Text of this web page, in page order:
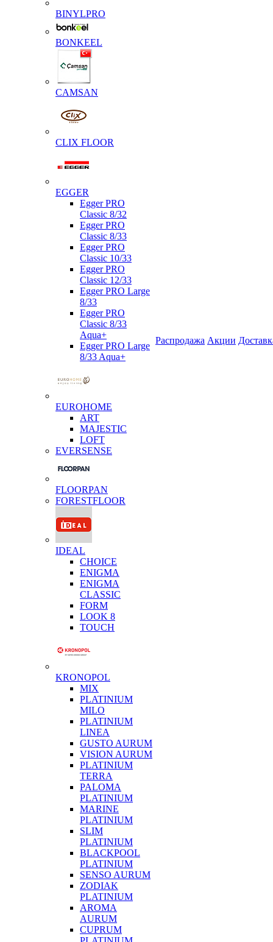
BINYLPRO
BONKEEL
CAMSAN
CLIX FLOOR
EGGER
Egger PRO
Classic 8/32
Egger PRO
Classic 8/33
Egger PRO
Classic 10/33
Egger PRO
Classic 12/33
Egger PRO Large
8/33
Egger PRO
Classic 8/33
Aqua+
Egger PRO Large
8/33 Aqua+
EUROHOME
ART
MAJESTIC
LOFT
EVERSENSE
FLOORPAN
FORESTFLOOR
IDEAL
CHOICE
ENIGMA
ENIGMA
CLASSIC
FORM
LOOK 8
TOUCH
KRONOPOL
MIX
PLATINIUM
MILO
PLATINIUM
LINEA
GUSTO AURUM
VISION AURUM
PLATINIUM
TERRA
PALOMA
PLATINIUM
MARINE
PLATINIUM
SLIM
PLATINIUM
BLACKPOOL
PLATINIUM
SENSO AURUM
ZODIAK
PLATINIUM
AROMA
AURUM
CUPRUM
Распродажа Акции